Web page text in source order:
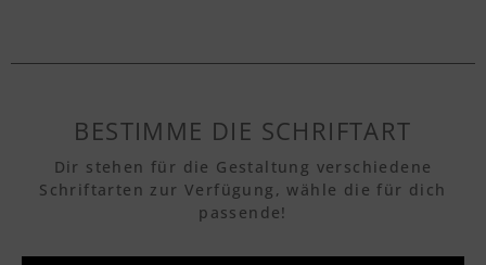
BESTIMME DIE SCHRIFTART
Dir stehen für die Gestaltung verschiedene
Schriftarten zur Verfügung, wähle die für dich
passende!